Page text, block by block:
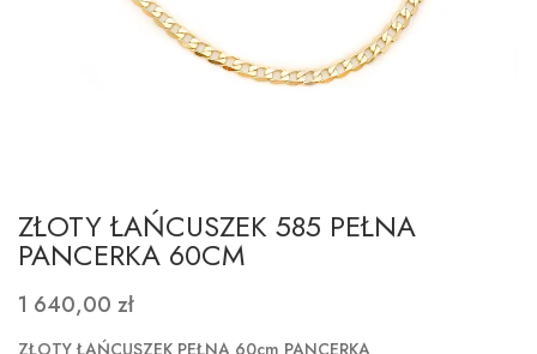
ZŁOTY ŁAŃCUSZEK 585 PEŁNA
PANCERKA 60CM
1 640,00 zł
ZŁOTY ŁAŃCUSZEK PEŁNA 60cm PANCERKA